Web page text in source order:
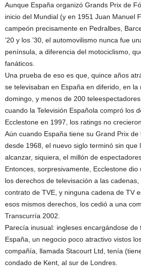
Aunque España organizó Grands Prix de
inicio del Mundial (y en 1951 Juan Manuel
campeón precisamente en Pedralbes,
’20 y los ’30, el automovilismo nunca fue
península, a diferencia del motociclismo,
fanáticos.
Una prueba de eso es que, quince años
se televisaban en España en diferido, en la
domingo, y menos de 200
cuando la Televisión Española compró los
Ecclestone en 1997, los ratings no
Aún cuando España tiene su Grand Prix de
desde 1968, el nuevo siglo terminó sin que
alcanzar, siquiera, el millón de
Entonces, sorpresivamente, Ecclestone
los derechos de televisación a las
contrato de TVE, y ninguna cadena de TV
esos mismos derechos, los cedió a una
Transcurría 2002.
Parecía inusual: ingleses encargándose de
España, un negocio poco atractivo vistos
compañía, llamada Stacourt Ltd, tenía
condado de Kent, al sur de Londres.